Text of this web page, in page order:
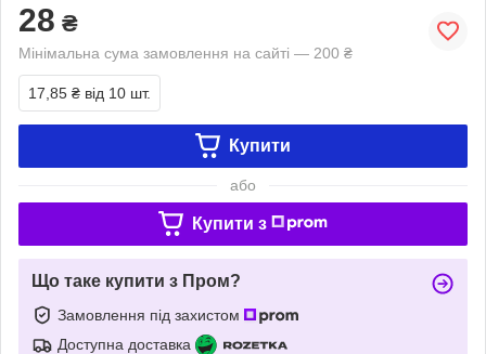
28 ₴
Мінімальна сума замовлення на сайті — 200 ₴
17,85 ₴ від 10 шт.
Купити
або
Купити з
Що таке купити з Пром?
Замовлення під захистом
Доступна доставка